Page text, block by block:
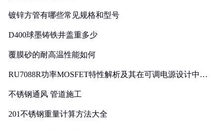
镀锌方管有哪些常见规格和型号
D400球墨铸铁井盖重多少
覆膜砂的耐高温性能如何
RU7088R功率MOSFET特性解析及其在可调电源设计中的
不锈钢通风 管道施工
201不锈钢重量计算方法大全